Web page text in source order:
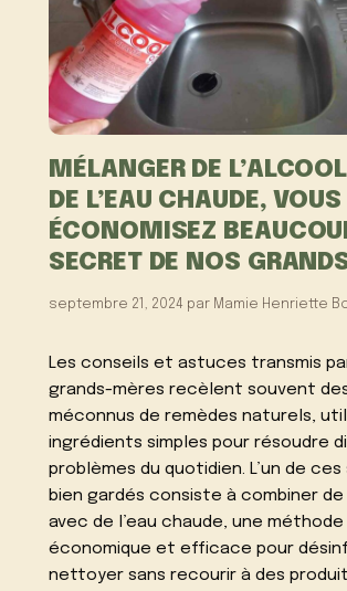
MÉLANGER DE
DE L’EAU CHAUDE, VOUS
ÉCONOMISEZ
SECRET DE NOS
septembre 21, 2024 par Mamie Henriette
Les conseils et astuces transmis
grands-mères recèlent souvent
méconnus de remèdes naturels,
ingrédients simples pour résoudre
problèmes du quotidien. L’un de
bien gardés consiste à combiner de
avec de l’eau chaude, une méthode
économique et efficace pour
nettoyer sans recourir à des